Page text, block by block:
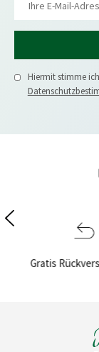
Hiermit stimme